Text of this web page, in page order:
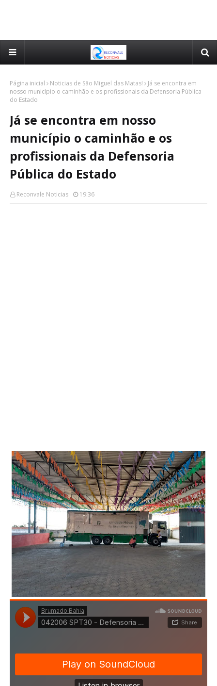
Página inicial Noticias de São Miguel das Matas!
Já se encontra em
nosso município o caminhão e os profissionais da Defensoria Pública
do Estado
Já se encontra em nosso
município o caminhão e os
profissionais da Defensoria
Pública do Estado
Reconvale Noticias 19:36